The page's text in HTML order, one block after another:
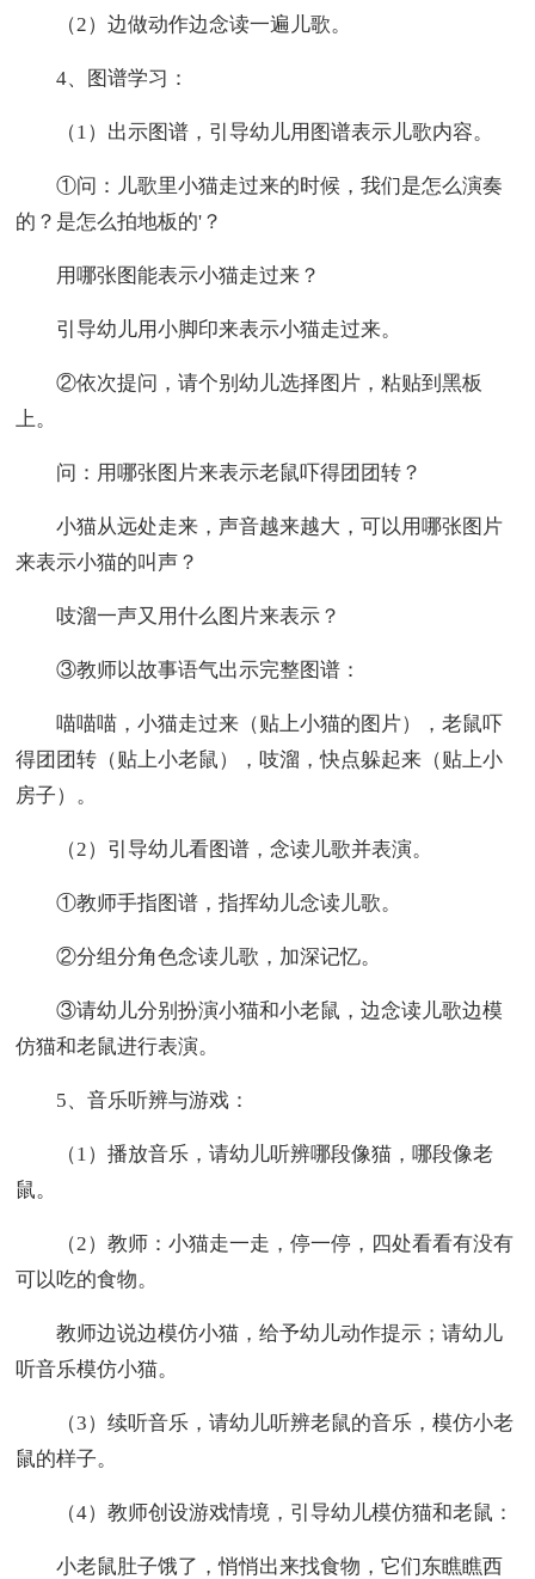
（2）边做动作边念读一遍儿歌。
4、图谱学习：
（1）出示图谱，引导幼儿用图谱表示儿歌内容。
①问：儿歌里小猫走过来的时候，我们是怎么演奏
的？是怎么拍地板的'？
用哪张图能表示小猫走过来？
引导幼儿用小脚印来表示小猫走过来。
②依次提问，请个别幼儿选择图片，粘贴到黑板
上。
问：用哪张图片来表示老鼠吓得团团转？
小猫从远处走来，声音越来越大，可以用哪张图片
来表示小猫的叫声？
吱溜一声又用什么图片来表示？
③教师以故事语气出示完整图谱：
喵喵喵，小猫走过来（贴上小猫的图片），老鼠吓
得团团转（贴上小老鼠），吱溜，快点躲起来（贴上小
房子）。
（2）引导幼儿看图谱，念读儿歌并表演。
①教师手指图谱，指挥幼儿念读儿歌。
②分组分角色念读儿歌，加深记忆。
③请幼儿分别扮演小猫和小老鼠，边念读儿歌边模
仿猫和老鼠进行表演。
5、音乐听辨与游戏：
（1）播放音乐，请幼儿听辨哪段像猫，哪段像老
鼠。
（2）教师：小猫走一走，停一停，四处看看有没有
可以吃的食物。
教师边说边模仿小猫，给予幼儿动作提示；请幼儿
听音乐模仿小猫。
（3）续听音乐，请幼儿听辨老鼠的音乐，模仿小老
鼠的样子。
（4）教师创设游戏情境，引导幼儿模仿猫和老鼠：
小老鼠肚子饿了，悄悄出来找食物，它们东瞧瞧西